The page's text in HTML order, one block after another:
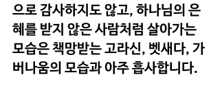
으로 감사하지도 않고, 하나님의 은
혜를 받지 않은 사람처럼 살아가는
모습은 책망받는 고라신, 벳새다, 가
버나움의 모습과 아주 흡사합니다.